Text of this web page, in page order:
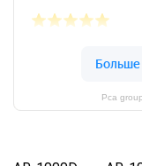
Pca